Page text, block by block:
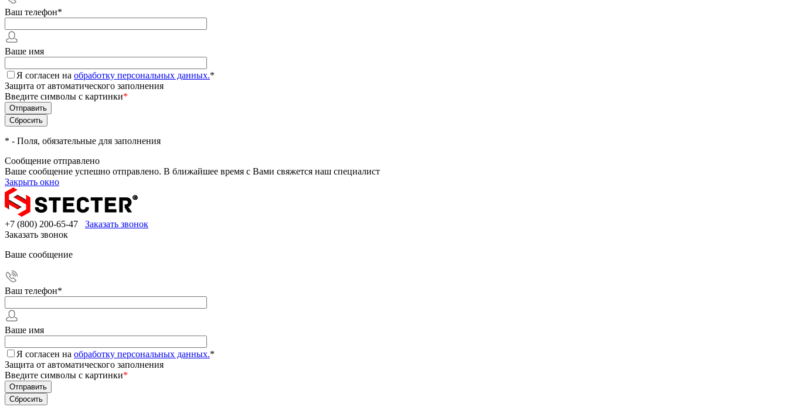
Ваш телефон*
Ваше имя
Я согласен на обработку персональных данных.*
Защита от автоматического заполнения
Введите символы с картинки*
* - Поля, обязательные для заполнения
Сообщение отправлено
Ваше сообщение успешно отправлено. В ближайшее время с Вами свяжется наш специалист
Закрыть окно
+7 (800) 200-65-47
Заказать звонок
Заказать звонок
Ваше сообщение
Ваш телефон*
Ваше имя
Я согласен на обработку персональных данных.*
Защита от автоматического заполнения
Введите символы с картинки*